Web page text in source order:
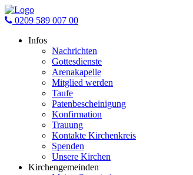
0209 589 007 00
Infos
Nachrichten
Gottesdienste
Arenakapelle
Mitglied werden
Taufe
Patenbescheinigung
Konfirmation
Trauung
Kontakte Kirchenkreis
Spenden
Unsere Kirchen
Kirchengemeinden